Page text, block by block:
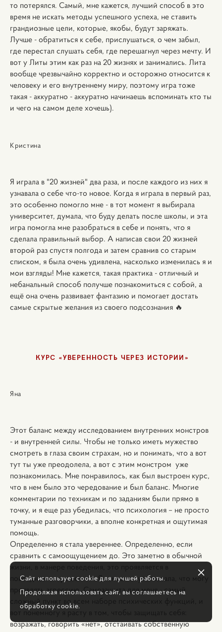
то потерялся. Самый, мне кажется, лучший способ в это
время не искать методы успешного успеха, не ставить
грандиозные цели, которые, якобы, будут заряжать.
Лучше - обратиться к себе, прислушаться, о чем забыл,
где перестал слушать себя, где перешагнул через мечту. И
вот у Литы этим как раз на 20 жизнях и занимались. Лита
вообще чрезвычайно корректно и осторожно относится к
человеку и его внутреннему миру, поэтому игра тоже
такая - аккуратно - аккуратно начинаешь вспоминать кто ты
и чего на самом деле хочешь).
Кристина
Я играла в "20 жизней" два раза, и после каждого из них я
узнавала о себе что-то новое. Когда я играла в первый раз,
это особенно помогло мне - в тот момент я выбирала
университет, думала, что буду делать после школы, и эта
игра помогла мне разобраться в себе и понять, что я
сделала правильный выбор. А написав свои 20 жизней
второй раз спустя полгода и затем сравнив со старым
списком, я была очень удивлена, насколько изменилась я и
мои взгляды! Мне кажется, такая практика - отличный и
небанальный способ получше познакомиться с собой, а
ещё она очень развивает фантазию и помогает достать
самые скрытые желания из своего подсознания 🔥
КУРС «УВЕРЕННОСТЬ ЧЕРЕЗ ИСТОРИИ»
Яна
Этот баланс между исследованием внутренних монстров
- и внутренней силы. Чтобы не только иметь мужество
смотреть в глаза своим страхам, но и понимать, что а вот
тут ты уже преодолела, а вот с этим монстром уже
познакомилась. Мне понравилось, как был выстроен курс,
что в нем было это чередование и был баланс. Многие
комментарии по техникам и по заданиям были прямо в
точку, и я еще раз убедилась, что психология – не просто
туманные разговорчики, а вполне конкретная и ощутимая
помощь.
Определенно я стала увереннее. Определенно, если
сравнить с самоощущением до. Это заметно в обычной
жизни, в манере поведения, это проявляется в
повседневных решениях. Я также почувствовала, что могу
проявлять агрессию. Самозащита для меня - самый
сложный пункт во всем наборе психических функций, и
вот понемногу я расту в том, чтобы защищать себя:
возражать, говорить «нет», отстаивать собственную
Сайт использует cookie для лучшей работы.
Продолжая использовать сайт, вы соглашаетесь на
обработку cookie.